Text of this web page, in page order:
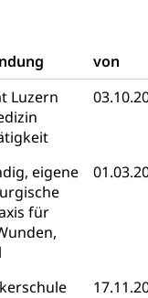
von
Luzern
eigene
für
Luzern)
Polizei,
Betriebe,
Ordnung
Waffenbüro,